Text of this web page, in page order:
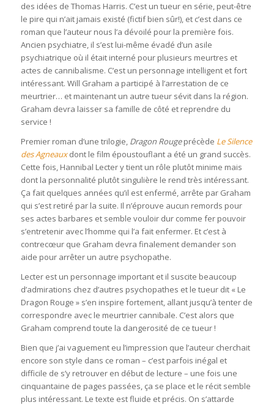
des idées de Thomas Harris. C’est un tueur en série, peut-être
le pire qui n’ait jamais existé (fictif bien sûr!), et c’est dans ce
roman que l’auteur nous l’a dévoilé pour la première fois.
Ancien psychiatre, il s’est lui-même évadé d’un asile
psychiatrique où il était interné pour plusieurs meurtres et
actes de cannibalisme. C’est un personnage intelligent et fort
intéressant. Will Graham a participé à l’arrestation de ce
meurtrier… et maintenant un autre tueur sévit dans la région.
Graham devra laisser sa famille de côté et reprendre du
service !
Premier roman d’une trilogie, Dragon Rougeprécède Le Silence
des Agneauxdont le film époustouflant a été un grand succès.
Cette fois, Hannibal Lecter y tient un rôle plutôt minime mais
dont la personnalité plutôt singulière le rend très intéressant.
Ça fait quelques années qu’il est enfermé, arrête par Graham
qui s’est retiré par la suite. Il n’éprouve aucun remords pour
ses actes barbares et semble vouloir dur comme fer pouvoir
s’entretenir avec l’homme qui l’a fait enfermer. Et c’est à
contrecœur que Graham devra finalement demander son
aide pour arrêter un autre psychopathe.
Lecter est un personnage important et il suscite beaucoup
d’admirations chez d’autres psychopathes et le tueur dit « Le
Dragon Rouge » s’en inspire fortement, allant jusqu’à tenter de
correspondre avec le meurtrier cannibale. C’est alors que
Graham comprend toute la dangerosité de ce tueur !
Bien que j’ai vaguement eu l’impression que l’auteur cherchait
encore son style dans ce roman – c’est parfois inégal et
difficile de s’y retrouver en début de lecture – une fois une
cinquantaine de pages passées, ça se place et le récit semble
plus intéressant. Le texte est fluide et précis. On s’attarde